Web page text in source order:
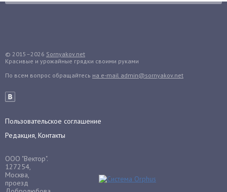
Груши
Дайкон
Декабрист
Денежное дерево
Диффенбахия
Дыня
Ежевика
© 2015–2026 Sornyakov.net
Красивые и урожайные грядки своими руками
По всем вопрос обращайтесь на e-mail admin@sornyakov.net
Пользовательское соглашение
Редакция, Контакты
ООО "Вектор".
127254,
Москва,
проезд